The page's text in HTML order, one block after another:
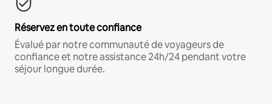
Réservez en toute confiance
Évalué par notre communauté de voyageurs de
confiance et notre assistance 24h/24 pendant votre
séjour longue durée.